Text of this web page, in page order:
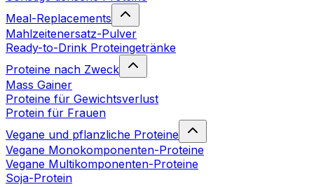
Meal-Replacements
Mahlzeitenersatz-Pulver
Ready-to-Drink Proteingetränke
Proteine nach Zweck
Mass Gainer
Proteine für Gewichtsverlust
Protein für Frauen
Vegane und pflanzliche Proteine
Vegane Monokomponenten-Proteine
Vegane Multikomponenten-Proteine
Soja-Protein